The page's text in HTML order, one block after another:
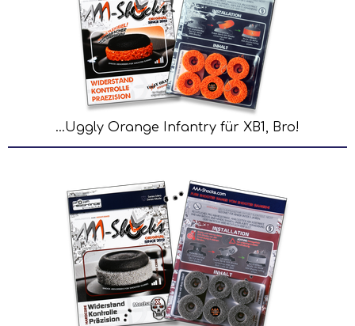
...Uggly Orange Infantry für XB1, Bro!